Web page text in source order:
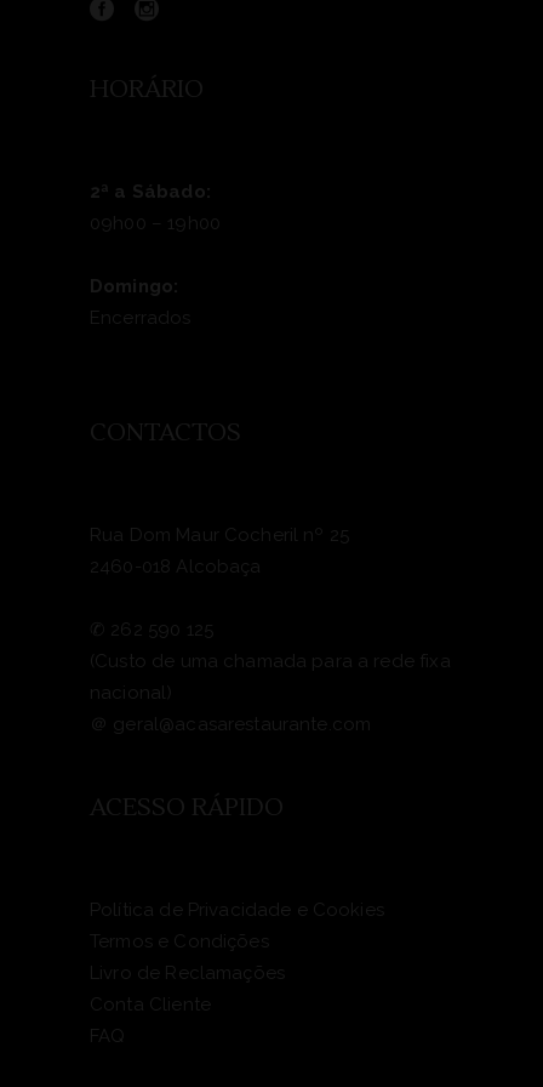
HORÁRIO
2ª a Sábado:
09h00 – 19h00
Domingo:
Encerrados
CONTACTOS
Rua Dom Maur Cocheril nº 25
2460-018 Alcobaça
✆ 262 590 125
(Custo de uma chamada para a rede fixa
nacional)
＠ geral@acasarestaurante.com
ACESSO RÁPIDO
Política de Privacidade e Cookies
Termos e Condições
Livro de Reclamações
Conta Cliente
FAQ